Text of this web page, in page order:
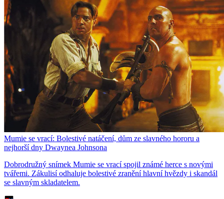
Mumie se vrací: Bolestivé natáčení, dům ze slavného hororu a
nejhorší dny Dwaynea Johnsona
Dobrodružný snímek Mumie se vrací spojil známé herce s novými
tvářemi. Zákulisí odhaluje bolestivé zranění hlavní hvězdy i skandál
se slavným skladatelem.